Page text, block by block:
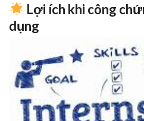
Lợi ích khi công
dụng